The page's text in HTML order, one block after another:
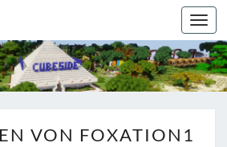
VON FOXATION1